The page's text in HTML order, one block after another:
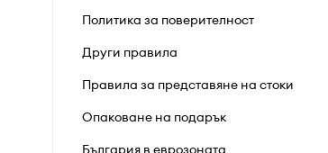
Политика за поверителност
Други правила
Правила за представяне на стоки
Опаковане на подарък
България в еврозоната